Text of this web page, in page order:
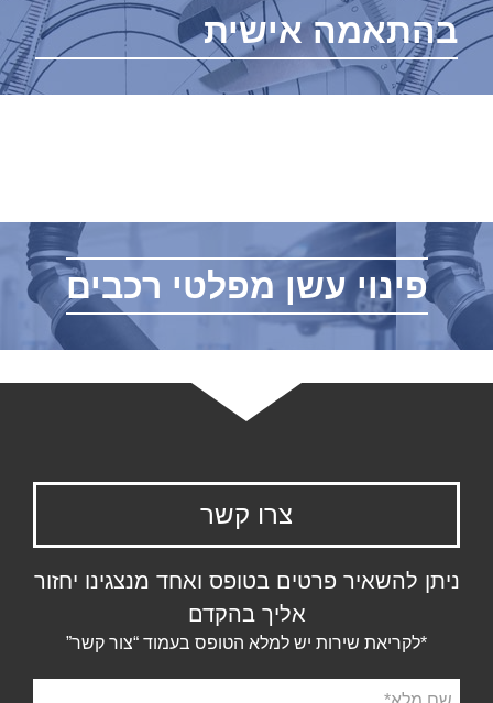
בהתאמה אישית
פינוי עשן מפלטי רכבים
צרו קשר
ניתן להשאיר פרטים בטופס ואחד מנצגינו יחזור
אליך בהקדם
*לקריאת שירות יש למלא הטופס בעמוד “צור קשר”